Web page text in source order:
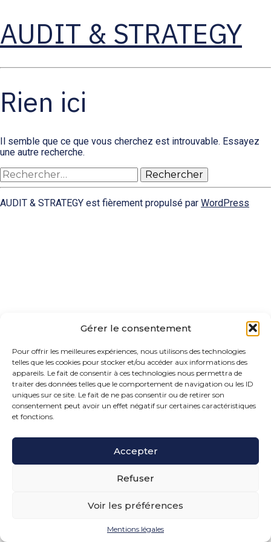
Gérer le consentement
Pour offrir les meilleures expériences, nous utilisons des technologies
telles que les cookies pour stocker et/ou accéder aux informations des
appareils. Le fait de consentir à ces technologies nous permettra de
traiter des données telles que le comportement de navigation ou les ID
uniques sur ce site. Le fait de ne pas consentir ou de retirer son
consentement peut avoir un effet négatif sur certaines caractéristiques
et fonctions.
Accepter
Refuser
Voir les préférences
Mentions légales
AUDIT & STRATEGY
Rien ici
Il semble que ce que vous cherchez est introuvable. Essayez
une autre recherche.
Rechercher :
AUDIT & STRATEGY est fièrement propulsé par WordPress